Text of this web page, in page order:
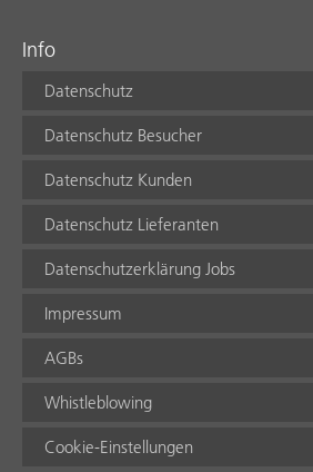
Info
Datenschutz
Datenschutz Besucher
Datenschutz Kunden
Datenschutz Lieferanten
Datenschutzerklärung Jobs
Impressum
AGBs
Whistleblowing
Cookie-Einstellungen